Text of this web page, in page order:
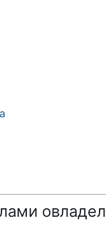
овладел